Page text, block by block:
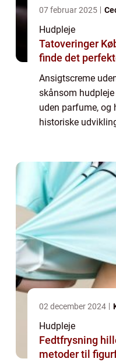
07 februar 2025
Hudpleje
Tatoveringer
finde det
Ansigtscreme
skånsom
uden parfume, og
historiske
og trick...
02 december 2024
Hudpleje
Fedtfrysning
metoder til